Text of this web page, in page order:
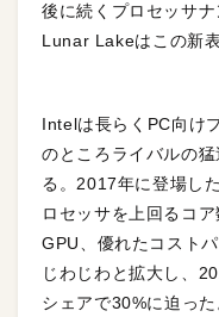
後に続くプロセッサナ
Lunar Lakeはこの新
Intelは長らくPC向け
のところライバルの
る。2017年に登場し
ロセッサを上回るコ
GPU、優れたコスト
じわじわと拡大し、
シェアで30%に迫った